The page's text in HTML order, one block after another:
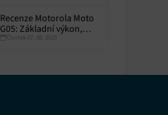
Recenze Motorola Moto
G05: Základní výkon,
skvělá výdrž
Čtvrtek 07. 08. 2025